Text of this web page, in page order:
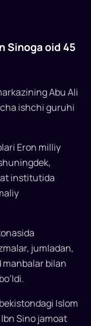
Sinoga oid 45
Abu Ali
ishchi guruhi
Eron milliy
institutida
jumladan,
manbalar bilan
Islom
Sino jamoat